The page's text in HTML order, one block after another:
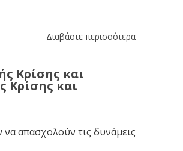
Διαβάστε περισσότερα
Κρίσης και
Κρίσης και
απασχολούν τις δυνάμεις